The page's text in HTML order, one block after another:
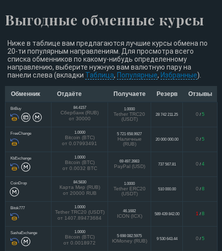
Выгодные обменные курсы
Ниже в таблице вам предлагаются лучшие курсы обмена по
20-ти популярным направлениям. Для просмотра всего
списка обменников по какому-нибудь определенному
направлению, выберите нужную вам валютную пару на
панели слева (вкладки Таблица, Популярные, Избранные).
Обменник Отдаёте Получаете Резерв Отзывы
BitBuy 84.4157
Сбербанк (RUB)
от 30000
1.0000
Tether TRC20
(USDT)
28 742 211.25 0 / 5
FreeChange 1.0000
Bitcoin (BTC)
от 0.07993491
5 721 658.9927
Наличные
(RUB)
20 000 000.00 0 / 5
KbExchange 1.0000
Bitcoin (BTC)
от 0.0032 BTC
69 497.3983
PayPal (USD) 737 567.81 0 / 4
CoinDrop 84.5830
Карта Мир (RUB)
от 20000 RUB
1.0000
Tether ERC20
(USDT)
510 000.00 0 / 8
Bitok777 1.0000
Tether TRC20 (USDT)
от 1407.89473684
46.1682
ICON (ICX) 589 439 842.00 1 / 8
SashaExchange 1.0000
Bitcoin (BTC)
от 0.0018972
5 698 082.5975
ЮMoney (RUB) 9 530 643.44 0 / 5